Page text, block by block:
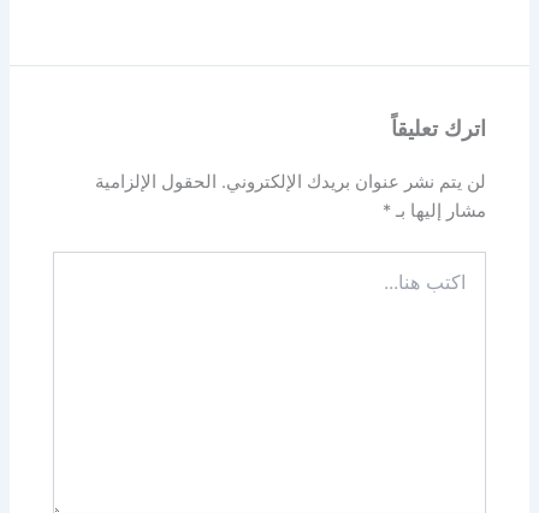
اترك تعليقاً
لن يتم نشر عنوان بريدك الإلكتروني.
الحقول الإلزامية
مشار إليها بـ*
هنا...